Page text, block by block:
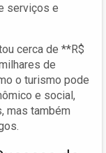
serviços e
cerca de **R$
de
o turismo pode
e social,
mas também